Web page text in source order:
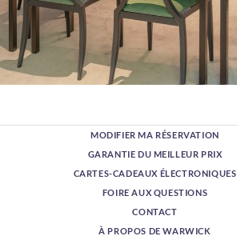
MODIFIER MA RÉSERVATION
GARANTIE DU MEILLEUR PRIX
CARTES-CADEAUX ÉLECTRONIQUES
FOIRE AUX QUESTIONS
CONTACT
À PROPOS DE WARWICK